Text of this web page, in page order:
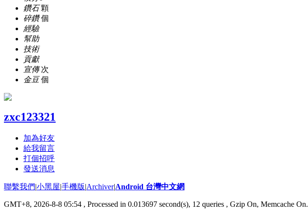
鑽石顆
碎鑽個
經驗
幫助
技術
貢獻
宣傳次
金豆個
zxc123321
加為好友
給我留言
打個招呼
發送消息
聯繫我們|小黑屋|手機版|Archiver|Android 台灣中文網
GMT+8, 2026-8-8 05:54 , Processed in 0.013697 second(s), 12 queries , Gzip On, Memcache On.